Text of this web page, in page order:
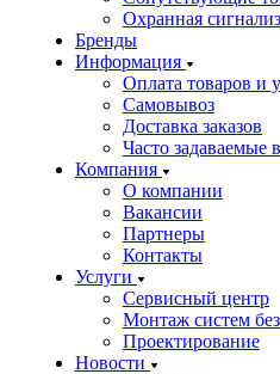
Охранная
Бренды
Информация
Оплата товаров и
Самовывоз
Доставка заказов
Часто задаваемые
Компания
О компании
Вакансии
Партнеры
Контакты
Услуги
Сервисный центр
Монтаж систем
Проектирование
Новости